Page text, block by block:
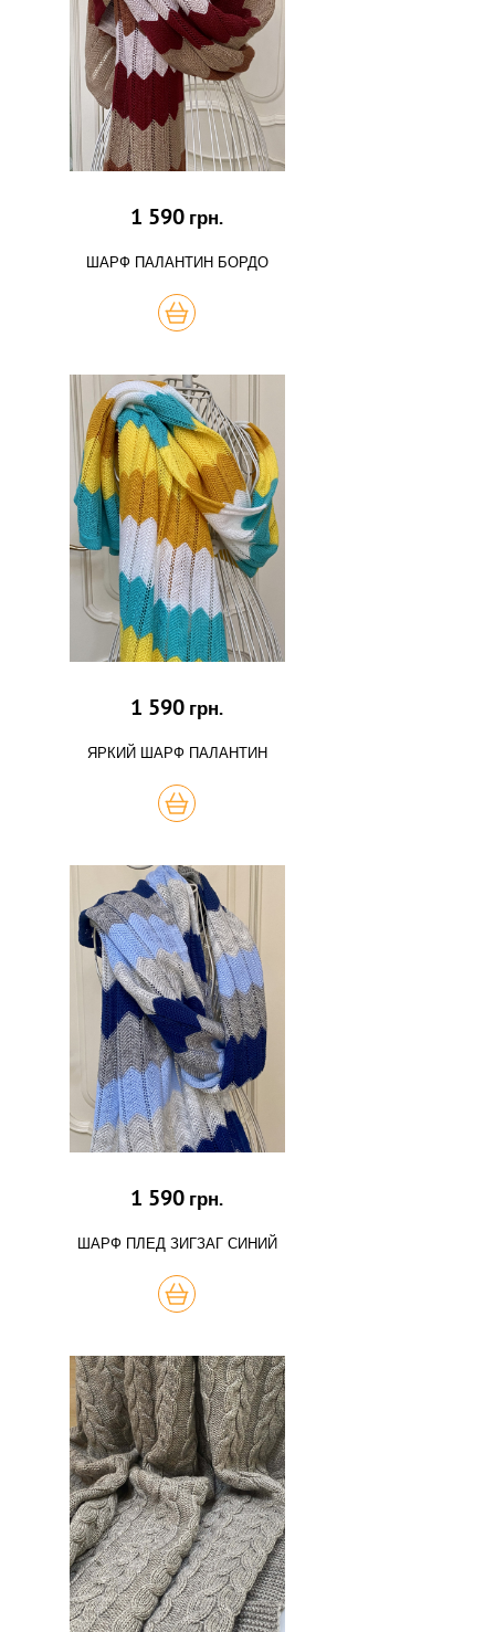
1 590 грн.
ШАРФ ПАЛАНТИН БОРДО
КУПИТЬ
1 590 грн.
ЯРКИЙ ШАРФ ПАЛАНТИН
КУПИТЬ
1 590 грн.
ШАРФ ПЛЕД ЗИГЗАГ СИНИЙ
КУПИТЬ